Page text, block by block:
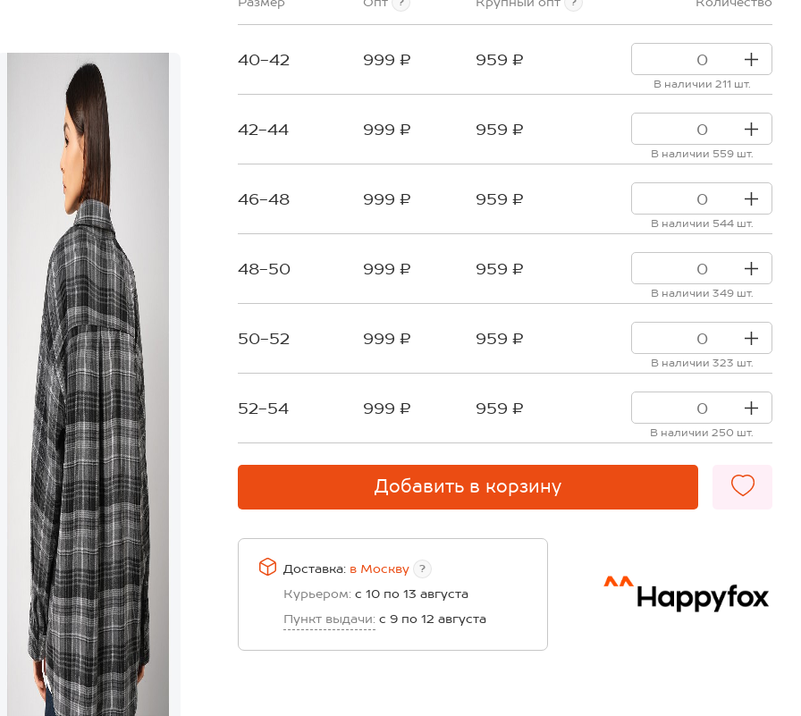
40-42 999 ₽ 959 ₽
В наличии 211 шт.
42-44 999 ₽ 959 ₽
В наличии 559 шт.
46-48 999 ₽ 959 ₽
В наличии 544 шт.
48-50 999 ₽ 959 ₽
В наличии 349 шт.
50-52 999 ₽ 959 ₽
В наличии 323 шт.
52-54 999 ₽ 959 ₽
В наличии 250 шт.
Добавить в корзину
Доставка: в Москву ?
Курьером: с 10 по 13 августа
Пункт выдачи: с 9 по 12 августа